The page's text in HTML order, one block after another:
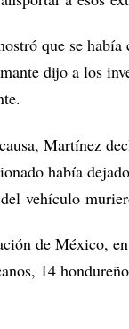
que se
dijo a los
Martínez
había
vehículo
de México,
14